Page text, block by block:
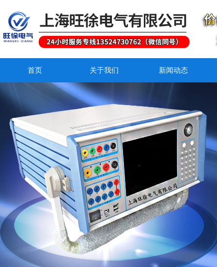
首页 关于我们 新闻动态